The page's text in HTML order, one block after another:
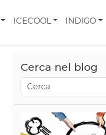
ICECOOL INDIGO
Cerca nel blog